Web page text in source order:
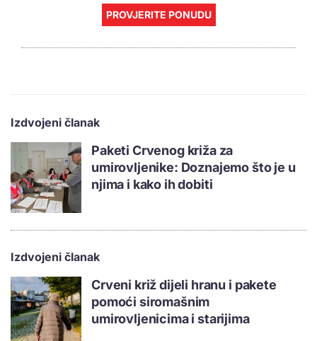
PROVJERITE PONUDU
Izdvojeni članak
Paketi Crvenog križa za
umirovljenike: Doznajemo što je u
njima i kako ih dobiti
Izdvojeni članak
Crveni križ dijeli hranu i pakete
pomoći siromašnim
umirovljenicima i starijima